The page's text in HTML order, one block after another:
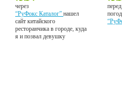
через
“РуФокс Каталог”нашел
сайт китайского
ресторанчика в городе, куда
я и позвал девушку